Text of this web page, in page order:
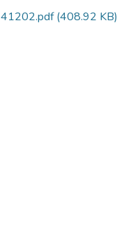
(408.92 KB)